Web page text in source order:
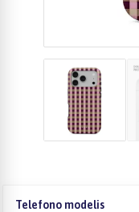
Telefono modelis